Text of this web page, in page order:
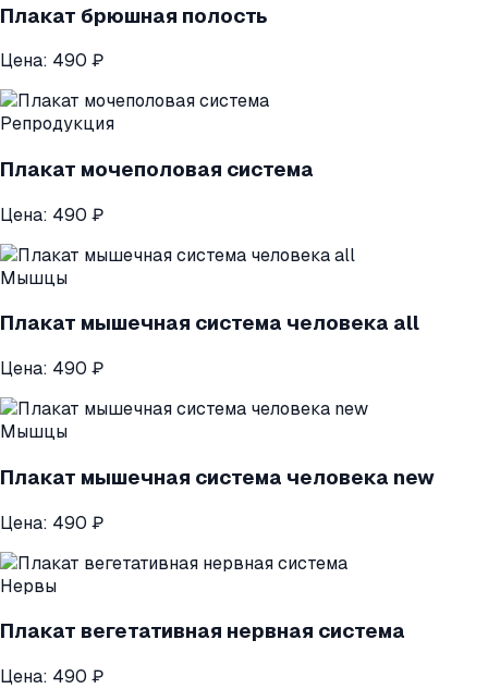
Плакат брюшная полость
Цена: 490 ₽
Репродукция
Плакат мочеполовая система
Цена: 490 ₽
Мышцы
Плакат мышечная система человека all
Цена: 490 ₽
Мышцы
Плакат мышечная система человека new
Цена: 490 ₽
Нервы
Плакат вегетативная нервная система
Цена: 490 ₽